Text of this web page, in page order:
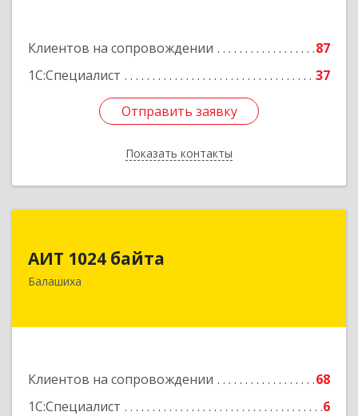
Клиентов на сопровождении
87
1С:Специалист
37
Отправить заявку
Показать контакты
Отправить заявку
Назад
АИТ 1024 байта
Балашиха
Клиентов на сопровождении
68
1С:Специалист
6
Подробнее